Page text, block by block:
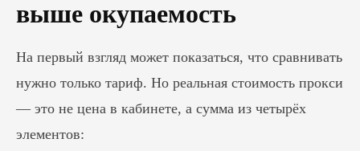
выше окупаемость
На первый взгляд может показаться, что сравнивать
нужно только тариф. Но реальная стоимость прокси
— это не цена в кабинете, а сумма из четырёх
элементов: